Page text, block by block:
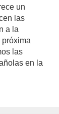
un
las
a la
las
en la